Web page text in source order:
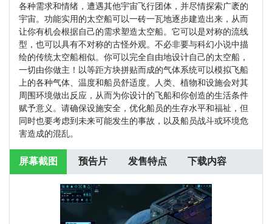
各种需求和情绪，遭遇其他宇宙飞行团体，并尽情探索广袤的
宇宙。功能实用的太空船可以一砖一瓦地逐步建造出来，从而
让你有机会根据自己的需求塑造太空船。它可以是对称的流线
型，也可以具有不对称的古怪外观。不必非要与科幻小说中描
绘的传统太空船相似。你可以完全自由地设计自己的太空船，
一切由你做主！以等距方块拼贴而成的气体系统可以模拟飞船
上的各种气体、温度和船员舒适度。人类、植物和设施会对其
周围环境做出反应，从而为你设计的飞船和你创造的生活条件
赋予意义。请确保设施安全，优化船员的生存水平和福祉，但
同时也要考虑到未来可能发生的事故，以及船员战斗或环境危
害造成的混乱。
屏幕截图 预告片 发售特点 下载内容